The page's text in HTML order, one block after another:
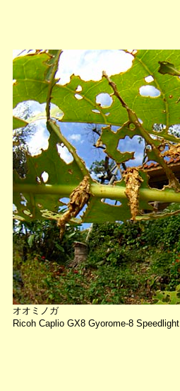
オオミノガ
Ricoh Caplio GX8 Gyorome-8 Speedlight